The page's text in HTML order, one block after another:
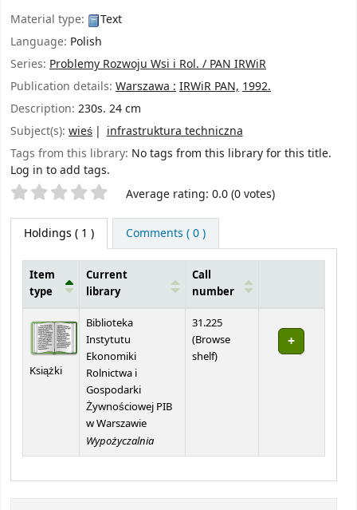
Material type:
Text
Language: Polish
Series: Problemy Rozwoju Wsi i Rol. / PAN IRWiR
Publication details: Warszawa :IRWiR PAN,1992.
Description: 230s. 24 cm
Subject(s): wieś
infrastruktura techniczna
Tags from this library: No tags from this library for this title.
Log in to add tags.
Star ratings Average rating: 0.0 (0 votes)
Holdings ( 1 ) Comments ( 0 )
Item
type
Current
library
Call
number
Książki
Biblioteka
Instytutu
Ekonomiki
Rolnictwa i
Gospodarki
Żywnościowej PIB
w Warszawie
Wypożyczalnia
31.225
(Browse
shelf(Opens below)
)